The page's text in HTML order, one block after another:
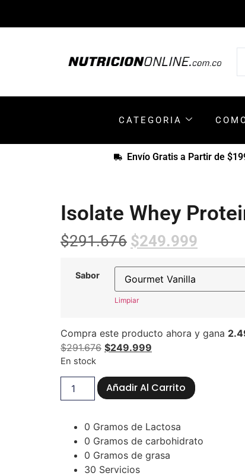
CATEGORIA
Envío Gratis a Partir de
Isolate Whey
$291.676 $249.999
Sabor
Limpiar
Compra este producto ahora y gana
$291.676 $249.999
En stock
Añadir Al Carrito
0 Gramos de Lactosa
0 Gramos de carbohidrato
0 Gramos de grasa
30 Servicios